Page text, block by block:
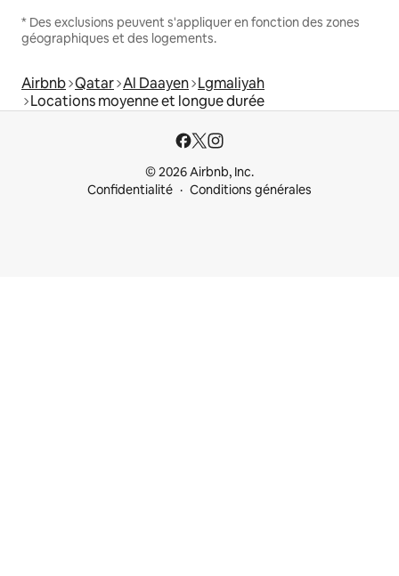
* Des exclusions peuvent s'appliquer en fonction des zones
géographiques et des logements.
Airbnb Qatar Al Daayen Lgmaliyah
Locations moyenne et longue durée
© 2026 Airbnb, Inc.
Confidentialité
Conditions générales